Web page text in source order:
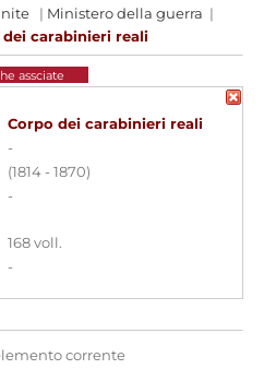
| Ministero della guerra |
dei carabinieri reali
assciate
Corpo dei carabinieri reali
-
(1814 - 1870)
-
168 voll.
-
corrente